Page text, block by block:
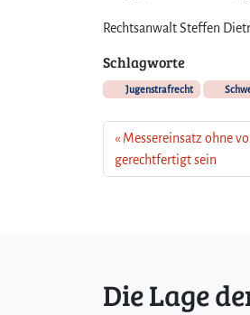
Rechtsanwalt Steffen
Schlagworte
Jugenstrafrecht
Messereinsatz ohne
gerechtfertigt sein
Die Lage